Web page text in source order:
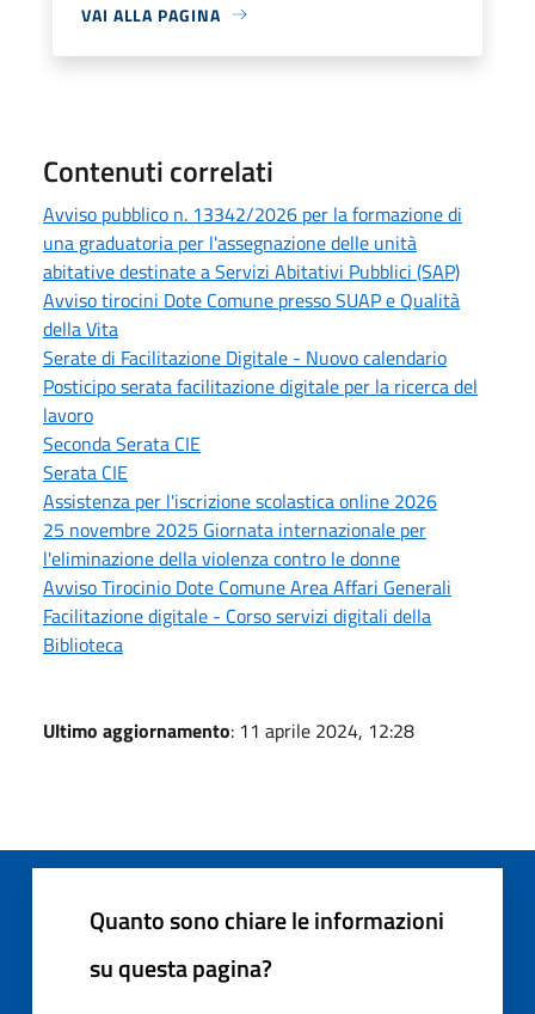
VAI ALLA PAGINA
Contenuti correlati
Avviso pubblico n. 13342/2026 per la formazione di
una graduatoria per l'assegnazione delle unità
abitative destinate a Servizi Abitativi Pubblici (SAP)
Avviso tirocini Dote Comune presso SUAP e Qualità
della Vita
Serate di Facilitazione Digitale - Nuovo calendario
Posticipo serata facilitazione digitale per la ricerca del
lavoro
Seconda Serata CIE
Serata CIE
Assistenza per l'iscrizione scolastica online 2026
25 novembre 2025 Giornata internazionale per
l'eliminazione della violenza contro le donne
Avviso Tirocinio Dote Comune Area Affari Generali
Facilitazione digitale - Corso servizi digitali della
Biblioteca
Ultimo aggiornamento: 11 aprile 2024, 12:28
Quanto sono chiare le informazioni
su questa pagina?